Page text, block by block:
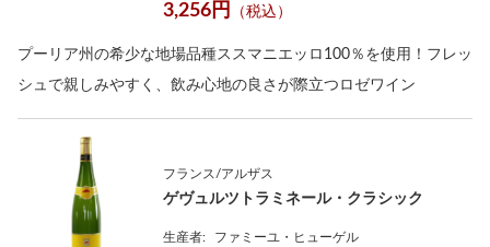
3,256円 （税込）
プーリア州の希少な地場品種ススマニエッロ100％を使用！フレッ
シュで親しみやすく、飲み心地の良さが際立つロゼワイン
フランス/アルザス
ゲヴュルツトラミネール・クラシック
生産者:
ファミーユ・ヒューゲル